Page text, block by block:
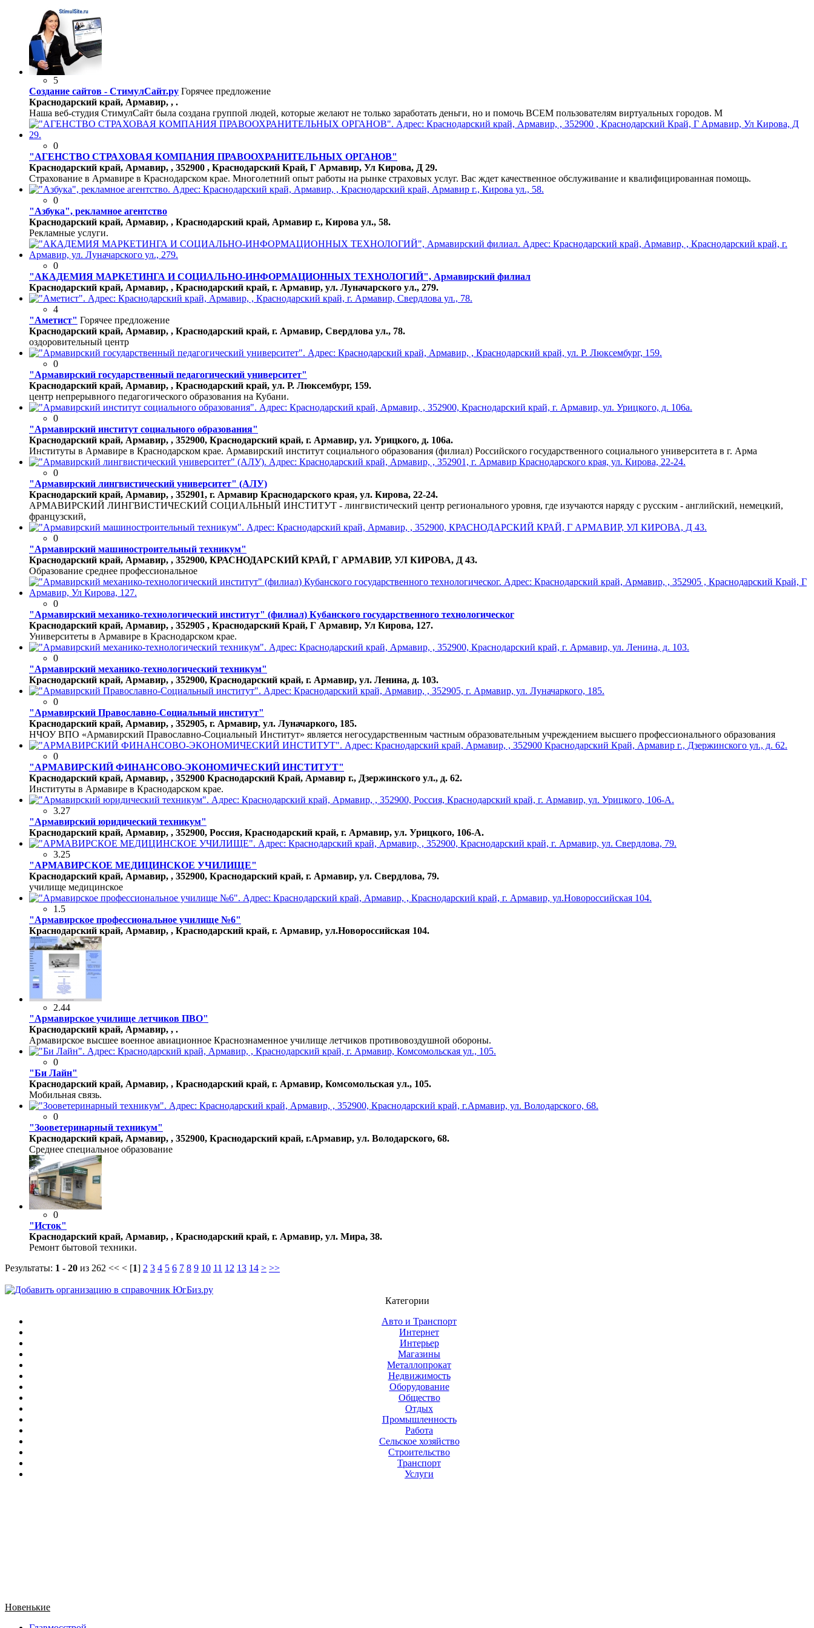
5
Создание сайтов - СтимулСайт.ру Горячее предложение
Краснодарский край, Армавир, , .
Наша веб-студия СтимулСайт была создана группой людей, которые желают не только заработать деньги, но и помочь ВСЕМ пользователям виртуальных городов. М
0
"АГЕНСТВО СТРАХОВАЯ КОМПАНИЯ ПРАВООХРАНИТЕЛЬНЫХ ОРГАНОВ"
Краснодарский край, Армавир, , 352900 , Краснодарский Край, Г Армавир, Ул Кирова, Д 29.
Страхование в Армавире в Краснодарском крае. Многолетний опыт работы на рынке страховых услуг. Вас ждет качественное обслуживание и квалифицированная помощь.
0
"Азбука", рекламное агентство
Краснодарский край, Армавир, , Краснодарский край, Армавир г., Кирова ул., 58.
Рекламные услуги.
0
"АКАДЕМИЯ МАРКЕТИНГА И СОЦИАЛЬНО-ИНФОРМАЦИОННЫХ ТЕХНОЛОГИЙ", Армавирский филиал
Краснодарский край, Армавир, , Краснодарский край, г. Армавир, ул. Луначарского ул., 279.
4
"Аметист" Горячее предложение
Краснодарский край, Армавир, , Краснодарский край, г. Армавир, Свердлова ул., 78.
оздоровительный центр
0
"Армавирский государственный педагогический университет"
Краснодарский край, Армавир, , Краснодарский край, ул. Р. Люксембург, 159.
центр непрерывного педагогического образования на Кубани.
0
"Армавирский институт социального образования"
Краснодарский край, Армавир, , 352900, Краснодарский край, г. Армавир, ул. Урицкого, д. 106а.
Институты в Армавире в Краснодарском крае. Армавирский институт социального образования (филиал) Российского государственного социального университета в г. Арма
0
"Армавирский лингвистический университет" (АЛУ)
Краснодарский край, Армавир, , 352901, г. Армавир Краснодарского края, ул. Кирова, 22-24.
АРМАВИРСКИЙ ЛИНГВИСТИЧЕСКИЙ СОЦИАЛЬНЫЙ ИНСТИТУТ - лингвистический центр регионального уровня, где изучаются наряду с русским - английский, немецкий,
французский,
0
"Армавирский машиностроительный техникум"
Краснодарский край, Армавир, , 352900, КРАСНОДАРСКИЙ КРАЙ, Г АРМАВИР, УЛ КИРОВА, Д 43.
Образование среднее профессиональное
0
"Армавирский механико-технологический институт" (филиал) Кубанского государственного технологическог
Краснодарский край, Армавир, , 352905 , Краснодарский Край, Г Армавир, Ул Кирова, 127.
Университеты в Армавире в Краснодарском крае.
0
"Армавирский механико-технологический техникум"
Краснодарский край, Армавир, , 352900, Краснодарский край, г. Армавир, ул. Ленина, д. 103.
0
"Армавирский Православно-Социальный институт"
Краснодарский край, Армавир, , 352905, г. Армавир, ул. Луначаркого, 185.
НЧОУ ВПО «Армавирский Православно-Социальный Институт» является негосударственным частным образовательным учреждением высшего профессионального образования
0
"АРМАВИРСКИЙ ФИНАНСОВО-ЭКОНОМИЧЕСКИЙ ИНСТИТУТ"
Краснодарский край, Армавир, , 352900 Краснодарский Край, Армавир г., Дзержинского ул., д. 62.
Институты в Армавире в Краснодарском крае.
3.27
"Армавирский юридический техникум"
Краснодарский край, Армавир, , 352900, Россия, Краснодарский край, г. Армавир, ул. Урицкого, 106-А.
3.25
"АРМАВИРСКОЕ МЕДИЦИНСКОЕ УЧИЛИЩЕ"
Краснодарский край, Армавир, , 352900, Краснодарский край, г. Армавир, ул. Свердлова, 79.
училище медицинское
1.5
"Армавирское профессиональное училище №6"
Краснодарский край, Армавир, , Краснодарский край, г. Армавир, ул.Новороссийская 104.
2.44
"Армавирское училище летчиков ПВО"
Краснодарский край, Армавир, , .
Армавирское высшее военное авиационное Краснознаменное училище летчиков противовоздушной обороны.
0
"Би Лайн"
Краснодарский край, Армавир, , Краснодарский край, г. Армавир, Комсомольская ул., 105.
Мобильная связь.
0
"Зооветеринарный техникум"
Краснодарский край, Армавир, , 352900, Краснодарский край, г.Армавир, ул. Володарского, 68.
Среднее специальное образование
0
"Исток"
Краснодарский край, Армавир, , Краснодарский край, г. Армавир, ул. Мира, 38.
Ремонт бытовой техники.
Результаты: 1 - 20 из 262 << < [1] 2 3 4 5 6 7 8 9 10 11 12 13 14 > >>
Категории
Авто и Транспорт
Интернет
Интерьер
Магазины
Металлопрокат
Недвижимость
Оборудование
Общество
Отдых
Промышленность
Работа
Сельское хозяйство
Строительство
Транспорт
Услуги
Новенькие